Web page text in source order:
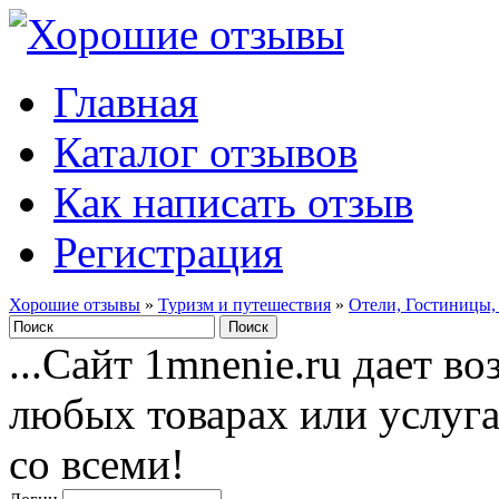
Главная
Каталог отзывов
Как написать отзыв
Регистрация
Хорошие отзывы » Туризм и путешествия » Отели,
...Сайт 1mnenie.ru дает
любых товарах или
со всеми!